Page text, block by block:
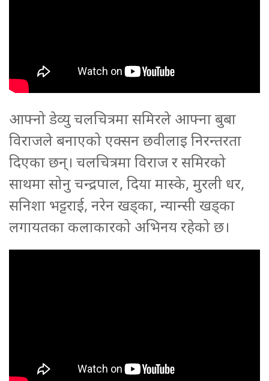
आफ्नो डेव्यु चलचित्रमा समिरले आफ्ना बुबा
विराजले बनाएको एक्सन छवीलाइ निरन्तरता
दिएका छन्। चलचित्रमा विराज र समिरको
साथमा सोनु चन्द्रपाल, दिया मास्के, मुरली धर,
सनिशा भट्टराई, नरेन खड्का, न्यान्सी खड्का
लगायतका कलाकारको अभिनय रहेको छ।